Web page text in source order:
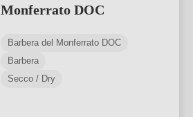
Monferrato DOC
Barbera del Monferrato DOC
Barbera
Secco / Dry